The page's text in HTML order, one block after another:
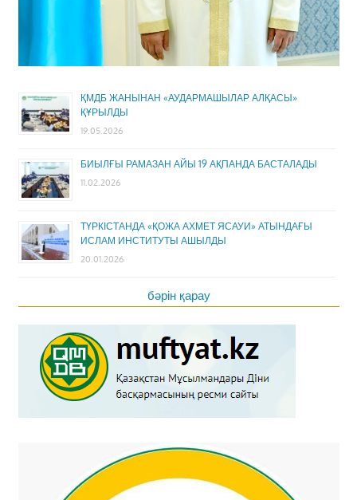
ҚМДБ ЖАНЫНАН «АУДАРМАШЫЛАР АЛҚАСЫ»
ҚҰРЫЛДЫ
19.05.2026
БИЫЛҒЫ РАМАЗАН АЙЫ 19 АҚПАНДА БАСТАЛАДЫ
11.02.2026
ТҮРКІСТАНДА «ҚОЖА АХМЕТ ЯСАУИ» АТЫНДАҒЫ
ИСЛАМ ИНСТИТУТЫ АШЫЛДЫ
20.01.2026
бәрін қарау